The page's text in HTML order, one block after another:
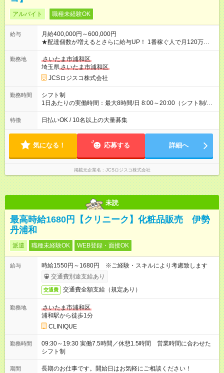
アルバイト 職種未経験OK
給与
月給400,000円～600,000円
★配達個数が増えるとさらに給与UP！ 1番稼ぐ人で月120万ほ
ど！ ・主要都市エリア 月収55万円／週5日稼働 月収65万~112
万円／週6日稼働 ・地方郊外エリア 月収40万円／週5日稼働 月
収40万円~50万円／週6日稼働 ＜モデルイメージ＞ ■月収50万
円 (27歳男性/江東区在住)※元建築関係 1日150個配達×25日勤務
(日休み) ■月収80万円(43歳男性/墨田区在住)※元営業 1日200個
勤務地
さいたま市浦和区
埼玉県さいたま市浦和区
JCSロジスコ株式会社
勤務時間
シフト制
1日あたりの実働時間：最大8時間/日 8:00～20:00（シフト制/実
働8時間） ※週5日勤務（場所次第では週4も有り） ※配達状況に
よって時間外での勤務可能性有り ※案件により多少の前後あり
特徴 日払いOK / 10名以上の大量募集
気になる！ 応募する 詳細へ
掲載元企業名 JCSロジスコ株式会社
未読
最高時給1680円【クリニーク】化粧品販売 伊勢
丹浦和
派遣 職種未経験OK WEB登録・面接OK
給与
時給1550円～1680円 ※ご経験・スキルにより考慮致します
交通費別途支給あり
交通費 交通費全額支給（規定あり）
勤務地
さいたま市浦和区
浦和駅から徒歩1分
CLINIQUE
勤務時間
09:30～19:30 実働7.5時間／休憩1.5時間 営業時間に合わせた
シフト制
期間 長期のお仕事です。開始日はお気軽にご相談ください！